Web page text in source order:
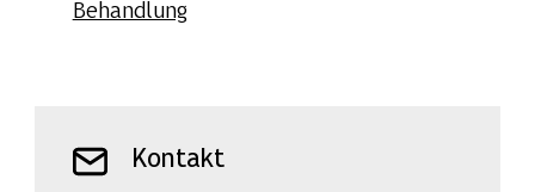
Behandlung
Kontakt